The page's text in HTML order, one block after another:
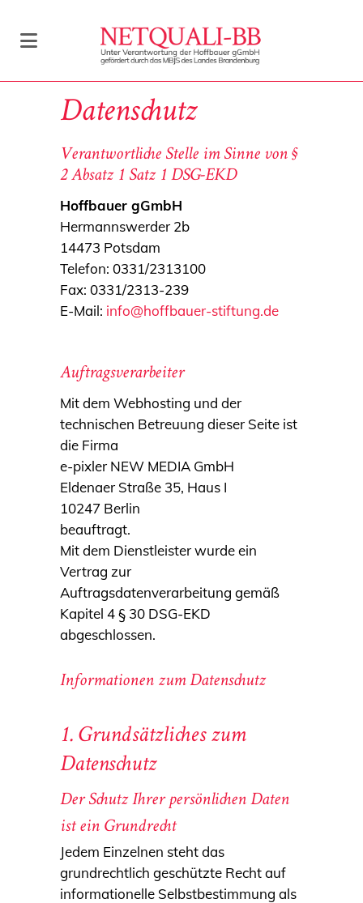
Datenschutz
Verantwortliche Stelle im Sinne von §
2 Absatz 1 Satz 1 DSG-EKD
Hoffbauer gGmbH
Hermannswerder 2b
14473 Potsdam
Telefon: 0331/2313100
Fax: 0331/2313-239
E-Mail: info@hoffbauer-stiftung.de
Auftragsverarbeiter
Mit dem Webhosting und der
technischen Betreuung dieser Seite ist
die Firma
e-pixler NEW MEDIA GmbH
Eldenaer Straße 35, Haus I
10247 Berlin
beauftragt.
Mit dem Dienstleister wurde ein
Vertrag zur
Auftragsdatenverarbeitung gemäß
Kapitel 4 § 30 DSG-EKD
abgeschlossen.
Informationen zum Datenschutz
1. Grundsätzliches zum
Datenschutz
Der Schutz Ihrer persönlichen Daten
ist ein Grundrecht
Jedem Einzelnen steht das
grundrechtlich geschützte Recht auf
informationelle Selbstbestimmung als